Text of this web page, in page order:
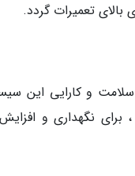
تعمیرات گردد.
و کارایی این
برای نگهداری و